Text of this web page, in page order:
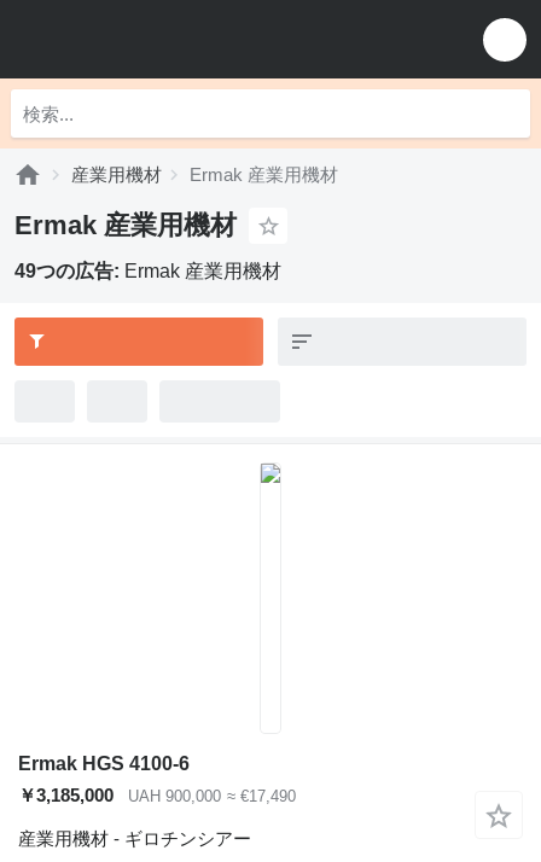
産業用機材 Ermak 産業用機材
Ermak 産業用機材
49つの広告: Ermak 産業用機材
Ermak HGS 4100-6
￥3,185,000
UAH 900,000 ≈ €17,490
産業用機材 - ギロチンシアー